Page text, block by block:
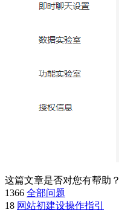
这篇文章是否对您有帮助？
1366 全部问题
18 网站初建设操作指引